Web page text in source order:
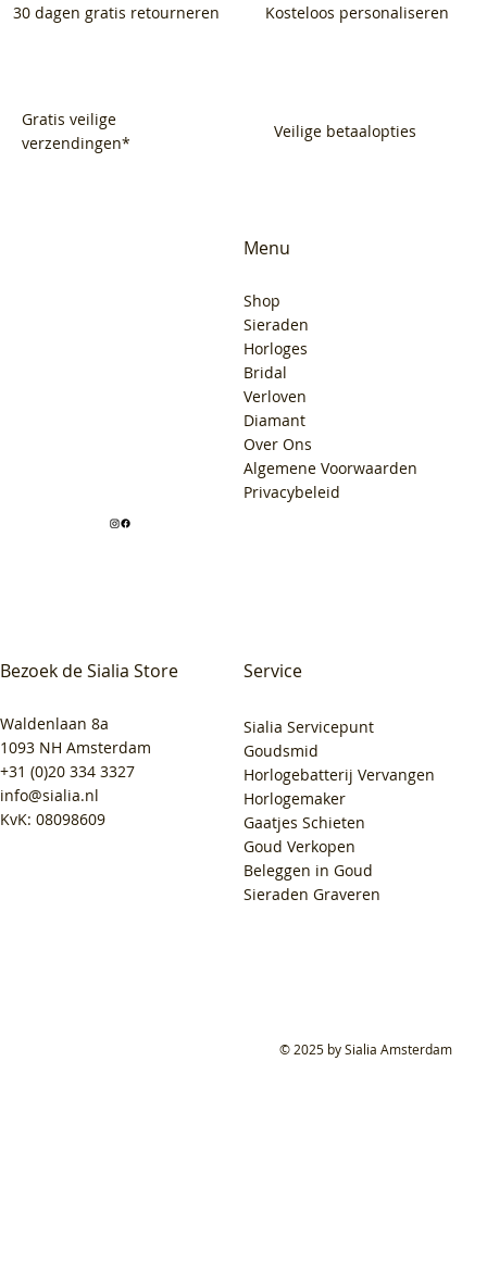
30 dagen gratis retourneren Kosteloos personaliseren
Gratis veilige
verzendingen*
Veilige betaalopties
Bezoek de Sialia Store
Waldenlaan 8a
1093 NH Amsterdam
+31 (0)20 334 3327
info@sialia.nl
KvK: 08098609
Menu
Shop
Sieraden
Horloges
Bridal
Verloven
Diamant
Over Ons
Algemene Voorwaarden
Privacybeleid
Service
Sialia Servicepunt
Goudsmid
Horlogebatterij Vervangen
Horlogemaker
Gaatjes Schieten
Goud Verkopen
Beleggen in Goud
Sieraden Graveren
© 2025 by Sialia Amsterdam